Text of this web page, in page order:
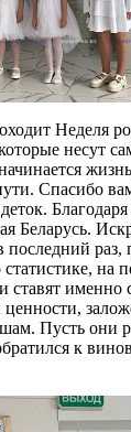
Неделя
несут
Спасибо
Беларусь.
раз,
на
ставят именно
ценности,
Пусть они
к